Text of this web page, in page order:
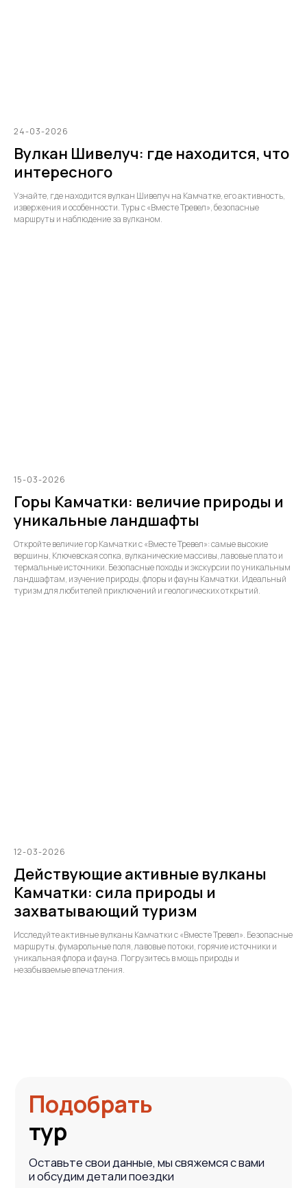
24-03-2026
Вулкан Шивелуч: где находится, что
интересного
Узнайте, где находится вулкан Шивелуч на Камчатке, его активность,
извержения и особенности. Туры с «Вместе Тревел», безопасные
маршруты и наблюдение за вулканом.
15-03-2026
Горы Камчатки: величие природы и
уникальные ландшафты
Откройте величие гор Камчатки с «Вместе Тревел»: самые высокие
вершины, Ключевская сопка, вулканические массивы, лавовые плато и
термальные источники. Безопасные походы и экскурсии по уникальным
ландшафтам, изучение природы, флоры и фауны Камчатки. Идеальный
туризм для любителей приключений и геологических открытий.
12-03-2026
Действующие активные вулканы
Камчатки: сила природы и
захватывающий туризм
Исследуйте активные вулканы Камчатки с «Вместе Тревел». Безопасные
маршруты, фумарольные поля, лавовые потоки, горячие источники и
уникальная флора и фауна. Погрузитесь в мощь природы и
незабываемые впечатления.